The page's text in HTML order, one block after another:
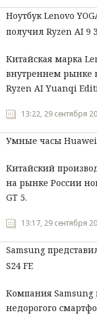
Ноутбук Lenovo
получил Ryzen AI 9
Китайская марка
внутреннем рынке
Ryzen AI Yuanqi
13:22, 29 сентября
Умные часы Huawei
Китайский
на рынке России
GT 5.
13:17, 29 сентября
Samsung
S24 FE
Компания Samsung
недорогого